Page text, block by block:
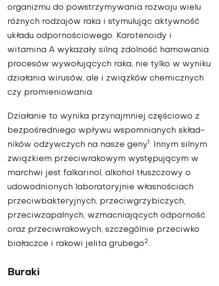
organizmu do powstrzymywania rozwoju wielu
różnych rodzajów raka i stymulując aktywność
układu odpornościowego. Karotenoidy i
witamina A wyka­zały silną zdolność hamowania
pro­cesów wywołujących raka, nie tylko w wyniku
działania wirusów, ale i związków chemicznych
czy pro­mieniowania.
Działanie to wynika przynajmniej częściowo z
bezpośred­niego wpływu wspomnianych skład­
ników odżywczych na nasze geny1. Innym silnym
związkiem przeciwra­kowym występującym w
marchwi jest falkarinol, alkohol tłuszczowy o
udowodnionych laboratoryjnie wła­snościach
przeciwbakteryjnych, prze­ciwgrzybiczych,
przeciwzapalnych, wzmacniających odporność
oraz prze­ciwrakowych, szczególnie przeciwko
białaczce i rakowi jelita grubego2.
Buraki